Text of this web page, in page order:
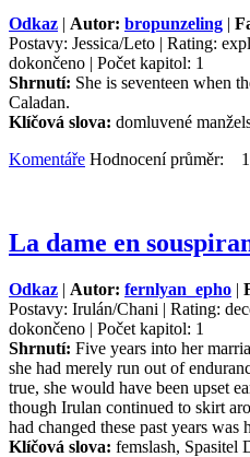
Odkaz | Autor: bropunzeling |
Postavy: Jessica/Leto | Rating:
dokončeno | Počet kapitol: 1
Shrnutí: She is seventeen when
Caladan.
Klíčová slova: domluvené
Komentáře Hodnocení průměr:
La dame en
Odkaz | Autor: fernlyan_epho |
Postavy: Irulán/Chani | Rating:
dokončeno | Počet kapitol: 1
Shrnutí: Five years into her
she had merely run out of
true, she would have been upset
though Irulan continued to skirt
had changed these past years
Klíčová slova: femslash, Spasitel